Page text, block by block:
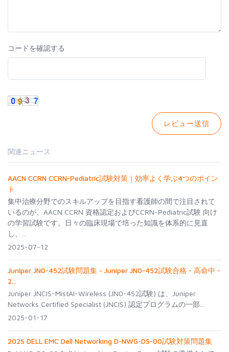
コードを確認する
関連ニュース
AACN CCRN CCRN-Pediatric試験対策｜効率よく学ぶ4つのポイン
ト
集中治療分野でのスキルアップを目指す看護師の間で注目されて
いるのが、AACN CCRN 資格認定およびCCRN-Pediatric試験 向け
の学習試験です。日々の臨床現場で培った知識を体系的に見直
し、...
2025-07-12
Juniper JN0-452試験問題集－Juniper JN0-452試験合格 - 高命中 -
2...
Juniper JNCIS-MistAI-Wireless (JN0-452試験) は、Juniper
Networks Certified Specialist (JNCIS) 認定プログラムの一部...
2025-01-17
2025 DELL EMC Dell Networking D-NWG-DS-00試験対策問題集